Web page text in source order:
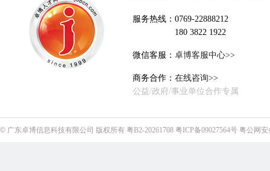
服务热线：0769-22888212
180 3822 1922
微信客服： 卓博客服中心>>
商务合作： 在线咨询>>
公益/政府/事业单位合作专属
© 广东卓博信息科技有限公司 版权所有 粤B2-20261708 粤ICP备09027564号 粤公网安